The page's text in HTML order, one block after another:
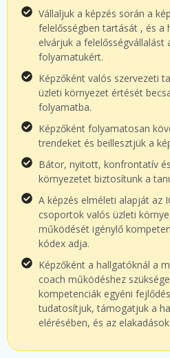
Vállaljuk a képzés során a
felelősségben tartását , és a
elvárjuk a felelősségvállalást
folyamatukért.
Képzőként valós szervezeti
üzleti környezet értését
folyamatba.
Képzőként folyamatosan
trendeket és beillesztjük a
Bátor, nyitott, konfrontatív
környezetet biztosítunk a
A képzés elméleti alapját az
csoportok valós üzleti
működését igénylő
kódex adja.
Képzőként a hallgatóknál a
coach működéshez
kompetenciák egyéni
tudatosítjuk, támogatjuk a
elérésében, és az